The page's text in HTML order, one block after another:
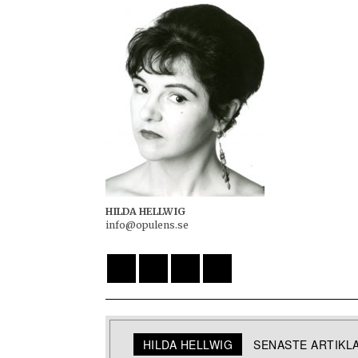
HILDA HELLWIG
info@opulens.se
HILDA HELLWIG SENASTE